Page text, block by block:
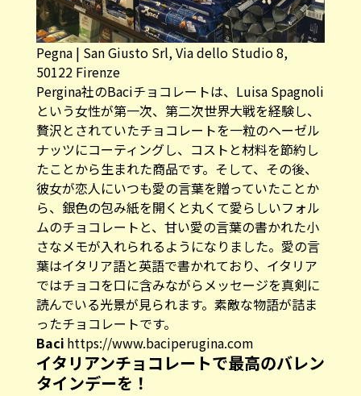
Pegna | San Giusto Srl, Via dello Studio 8,
50122 Firenze
Pergina社のBaciチョコレートは、Luisa Spagnoli
という女性が第一次、第二次世界大戦を経験し、
贅沢とされていたチョコレートを一粒のヘーゼル
ナッツにコーティングし、コストと材料を節約し
たことから生まれた商品です。そして、その後、
彼女が恋人にいつも愛の言葉を贈っていたことか
ら、銀色の包み紙を開くと丸くて愛らしいフォル
ムのチョコレートと、甘い愛の言葉の書かれた小
さなメモが入れられるようになりました。愛の言
葉はイタリア語と英語で書かれており、イタリア
ではチョコを口に含みながらメッセージを真剣に
読んでいる光景が見られます。素敵な物語が詰ま
ったチョコレートです。
Baci https://www.baciperugina.com
イタリアンチョコレートで最高のバレン
タインデーを！